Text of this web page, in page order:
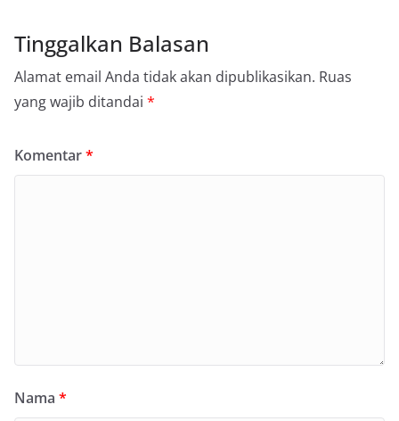
Tinggalkan Balasan
Alamat email Anda tidak akan dipublikasikan. Ruas
yang wajib ditandai *
Komentar*
Nama *